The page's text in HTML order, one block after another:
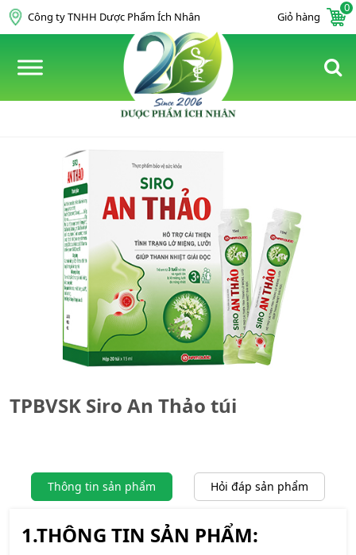
Skip to content
Công ty TNHH Dược Phẩm Ích Nhân Giỏ hàng
0
TPBVSK Siro An Thảo túi
Thông tin sản phẩm Hỏi đáp sản phẩm
1.THÔNG TIN SẢN PHẨM: